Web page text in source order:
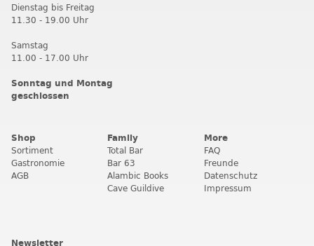
Dienstag bis Freitag
11.30 - 19.00 Uhr
Samstag
11.00 - 17.00 Uhr
Sonntag und Montag
geschlossen
Shop
Sortiment
Gastronomie
AGB
Family
Total Bar
Bar 63
Alambic Books
Cave Guildive
More
FAQ
Freunde
Datenschutz
Impressum
Newsletter